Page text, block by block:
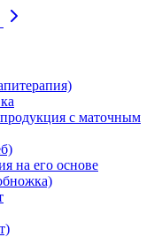
с маточным
на его основе